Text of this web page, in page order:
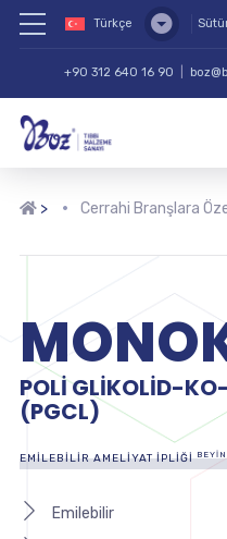
Türkçe
+90 312 640 16 90
> Cerrahi Branşlara
POLI GLIKOLID-
(PGCL)
EMILEBILIR AMELIYAT İPLIĞI
Emilebilir